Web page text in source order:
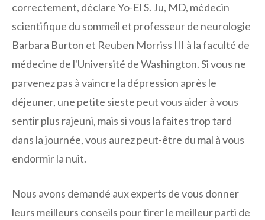
correctement, déclare Yo-El S. Ju, MD, médecin
scientifique du sommeil et professeur de neurologie
Barbara Burton et Reuben Morriss III à la faculté de
médecine de l'Université de Washington. Si vous ne
parvenez pas à vaincre la dépression après le
déjeuner, une petite sieste peut vous aider à vous
sentir plus rajeuni, mais si vous la faites trop tard
dans la journée, vous aurez peut-être du mal à vous
endormir la nuit.
Nous avons demandé aux experts de vous donner
leurs meilleurs conseils pour tirer le meilleur parti de